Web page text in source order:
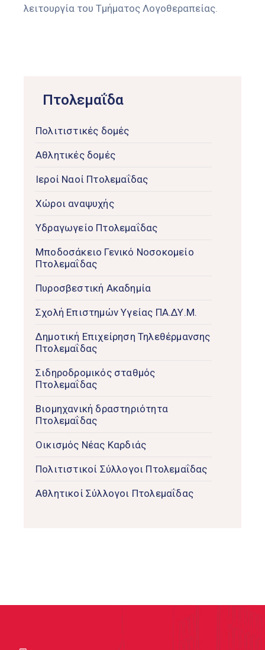
Πτολεμαΐδα
Πολιτιστικές δομές
Αθλητικές δομές
Ιεροί Ναοί Πτολεμαΐδας
Χώροι αναψυχής
Υδραγωγείο Πτολεμαΐδας
Μποδοσάκειο Γενικό Νοσοκομείο
Πτολεμαΐδας
Πυροσβεστική Ακαδημία
Σχολή Επιστημών Υγείας ΠΑ.ΔΥ.Μ.
Δημοτική Επιχείρηση Τηλεθέρμανσης
Πτολεμαΐδας
Σιδηροδρομικός σταθμός
Πτολεμαΐδας
Βιομηχανική δραστηριότητα
Πτολεμαΐδας
Οικισμός Νέας Καρδιάς
Πολιτιστικοί Σύλλογοι Πτολεμαΐδας
Αθλητικοί Σύλλογοι Πτολεμαΐδας
λειτουργία του Τμήματος Λογοθεραπείας.